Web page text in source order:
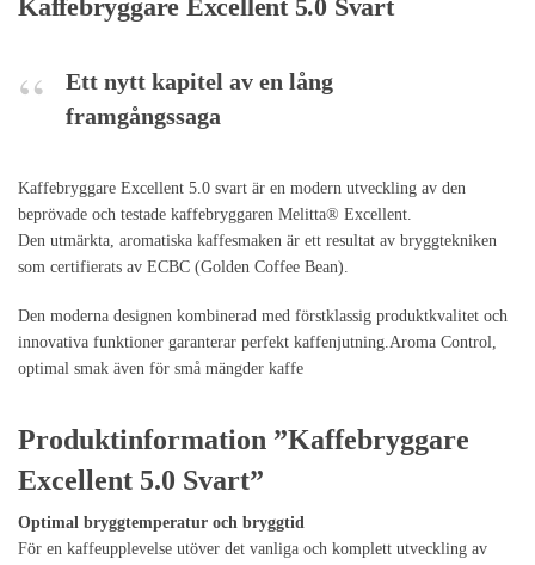
Kaffebryggare Excellent 5.0 Svart
Ett nytt kapitel av en lång
framgångssaga
Kaffebryggare Excellent 5.0 svart är en modern utveckling av den
beprövade och testade kaffebryggaren Melitta® Excellent.
Den utmärkta, aromatiska kaffesmaken är ett resultat av bryggtekniken
som certifierats av ECBC (Golden Coffee Bean).
Den moderna designen kombinerad med förstklassig produktkvalitet och
innovativa funktioner garanterar perfekt kaffenjutning.Aroma Control,
optimal smak även för små mängder kaffe
Produktinformation ”Kaffebryggare
Excellent 5.0 Svart”
Optimal bryggtemperatur och bryggtid
För en kaffeupplevelse utöver det vanliga och komplett utveckling av